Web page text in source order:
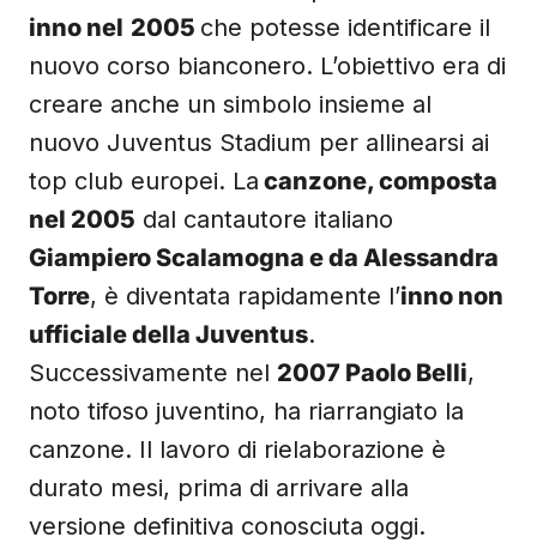
inno nel 2005 che potesse identificare il
nuovo corso bianconero. L’obiettivo era di
creare anche un simbolo insieme al
nuovo Juventus Stadium per allinearsi ai
top club europei. La canzone, composta
nel 2005 dal cantautore italiano
Giampiero Scalamogna e da Alessandra
Torre, è diventata rapidamente l’inno non
ufficiale della Juventus.
Successivamente nel 2007 Paolo Belli,
noto tifoso juventino, ha riarrangiato la
canzone. Il lavoro di rielaborazione è
durato mesi, prima di arrivare alla
versione definitiva conosciuta oggi.